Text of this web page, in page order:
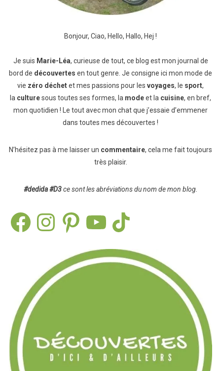
Bonjour, Ciao, Hello, Hallo, Hej !
Je suis Marie-Léa, curieuse de tout, ce blog est mon journal de
bord de découvertes en tout genre. Je consigne ici mon mode de
vie zéro déchetet mes passions pour les voyages, le sport,
la culturesous toutes ses formes, la modeet la cuisine, en bref,
mon quotidien ! Le tout avec mon chat que j’essaie d’emmener
dans toutes mes découvertes !
N’hésitez pas à me laisser un commentaire, cela me fait toujours
très plaisir.
#dedida #D3ce sont les abréviations du nom de mon blog.
FacebookInstagramPinterest TikTok